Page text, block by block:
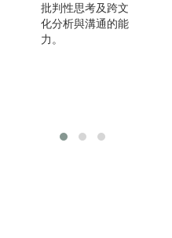
歷史學家、出版社
編輯、新聞雜誌與
媒體、圖書資訊管
在是個大眾史學盛
批判性思考及跨文
化分析與溝通的能
力。